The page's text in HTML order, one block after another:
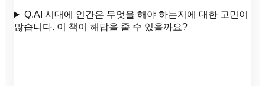
Q.AI 시대에 인간은 무엇을 해야 하는지에 대한 고민이
많습니다. 이 책이 해답을 줄 수 있을까요?